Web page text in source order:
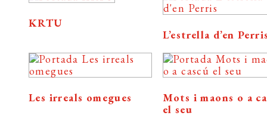
KRTU
L’estrella d’en
Les irreals omegues
Mots i maons o a
el seu